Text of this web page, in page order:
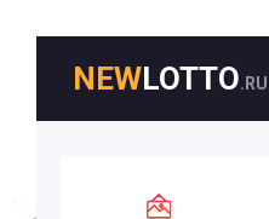
NEWLOTTO.RU